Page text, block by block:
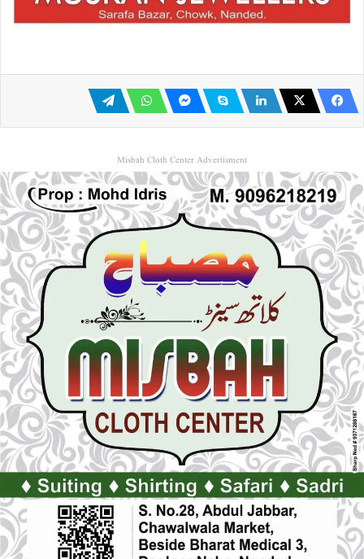
Misbah Cloth Center Advertisment